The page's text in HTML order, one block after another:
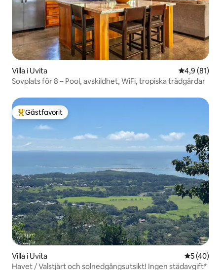
Villa i Uvita 4,9 av 5 i
4,9 (81)
Sovplats för 8 – Pool, avskildhet, WiFi, tropiska trädgårdar
Populär gästfavorit
Gästfavorit
Villa i Uvita 5 av 5 i
5 (40)
Havet / Valstjärt och solnedgångsutsikt! Ingen städavgift*